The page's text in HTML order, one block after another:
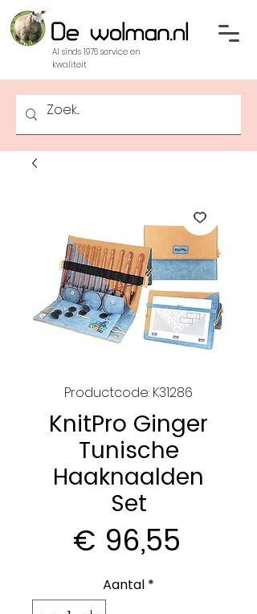
Al sinds 1976 service en
kwaliteit
Productcode: K31286
KnitPro Ginger
Tunische
Haaknaalden
Set
€ 96,55
Aantal *